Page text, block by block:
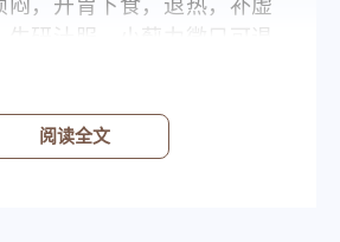
闷，开胃下食，退热，补虚
，解一切疔疮痈疽肿毒。
阅读全文